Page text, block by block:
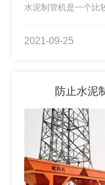
水泥制管机是一个比
2021-09-25
防止水泥